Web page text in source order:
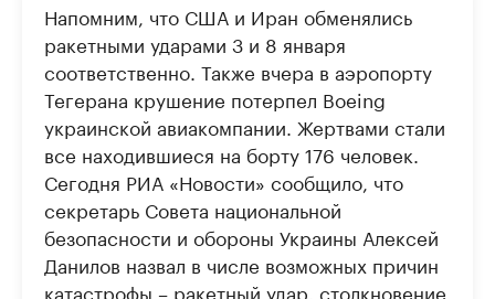
Напомним, что США и Иран обменялись
ракетными ударами 3 и 8 января
соответственно. Также вчера в аэропорту
Тегерана крушение потерпел Boeing
украинской авиакомпании. Жертвами стали
все находившиеся на борту 176 человек.
Сегодня РИА «Новости» сообщило, что
секретарь Совета национальной
безопасности и обороны Украины Алексей
Данилов назвал в числе возможных причин
катастрофы – ракетный удар, столкновение